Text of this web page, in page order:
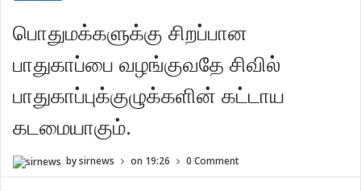
பொதுமக்களுக்கு சிறப்பான
பாதுகாப்பை வழங்குவதே சிவில்
பாதுகாப்புக்குழுக்களின் கட்டாய
கடமையாகும்.
bysirnews on 19:26 0 Comment